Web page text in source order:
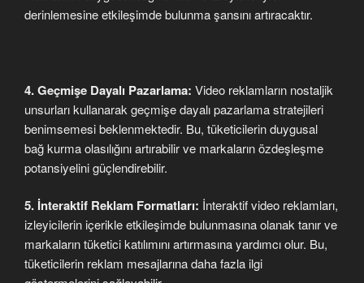
derinlemesine etkileşimde bulunma şansını artıracaktır.
4. Geçmişe Dayalı Pazarlama: Video reklamların nostaljik
unsurları kullanarak geçmişe dayalı pazarlama stratejileri
benimsemesi beklenmektedir. Bu, tüketicilerin duygusal
bağ kurma olasılığını artırabilir ve markaların özdeşleşme
potansiyelini güçlendirebilir.
5. İnteraktif Reklam Formatları: İnteraktif video reklamları,
izleyicilerin içerikle etkileşimde bulunmasına olanak tanır ve
markaların tüketici katılımını artırmasına yardımcı olur. Bu,
tüketicilerin reklam mesajlarına daha fazla ilgi